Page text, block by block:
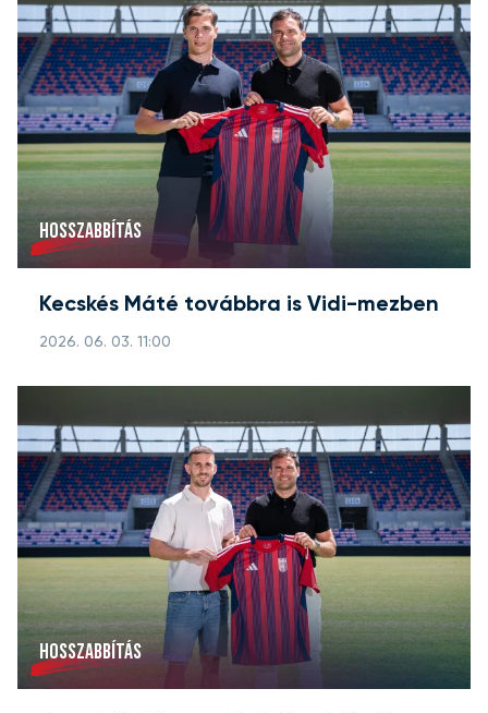
HOSSZABBÍTÁS
Kecskés Máté továbbra is Vidi-mezben
2026. 06. 03. 11:00
HOSSZABBÍTÁS